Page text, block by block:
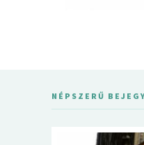
NÉPSZERŰ